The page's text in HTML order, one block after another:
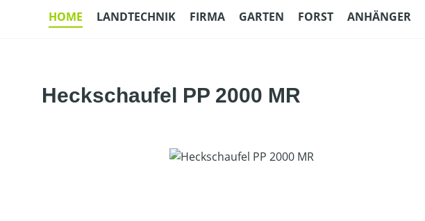
HOME LANDTECHNIK FIRMA GARTEN FORST ANHÄNGER
Heckschaufel PP 2000 MR
Bildergalerie überspringen